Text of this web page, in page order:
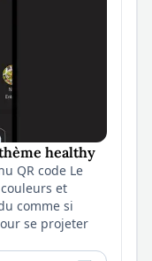
healthy
QR code Le
et
comme si
se projeter